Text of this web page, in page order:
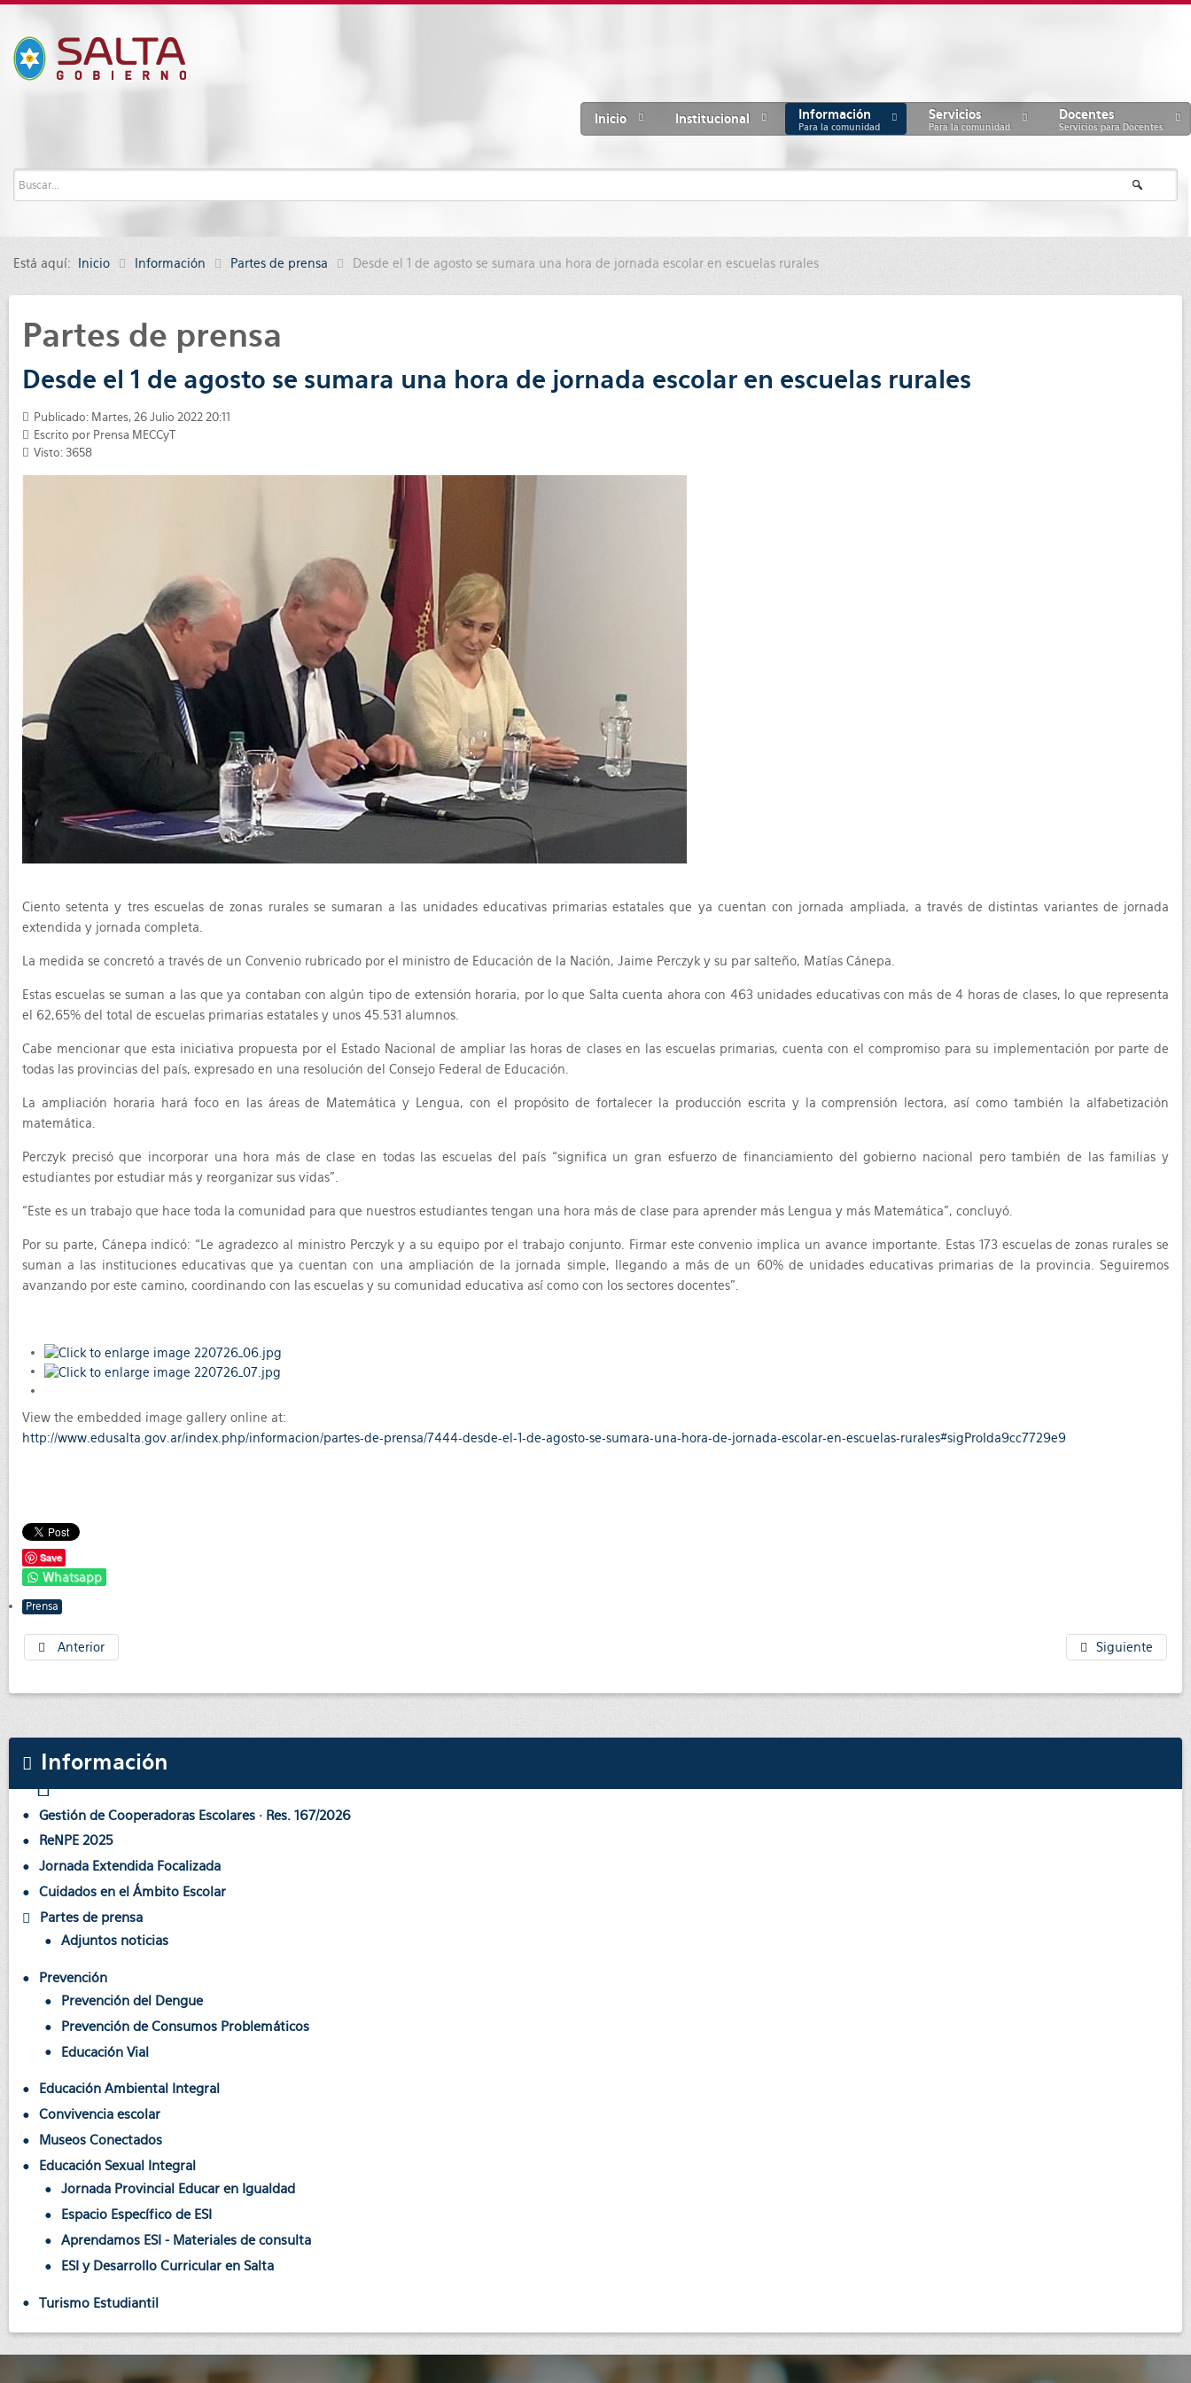
Inicio Institucional Información
Para la comunidad
Servicios
Para la comunidad
Docentes
Servicios para Docentes
Está aquí: Inicio Información Partes de prensa Desde el 1 de agosto se sumara una hora de jornada escolar en escuelas rurales
Partes de prensa
Desde el 1 de agosto se sumara una hora de jornada escolar en escuelas rurales
Publicado: Martes, 26 Julio 2022 20:11
Escrito por Prensa MECCyT
Visto: 3658
Ciento setenta y tres escuelas de zonas rurales se sumaran a las unidades educativas primarias estatales que ya cuentan con jornada ampliada, a través de distintas variantes de jornada
extendida y jornada completa.
La medida se concretó a través de un Convenio rubricado por el ministro de Educación de la Nación, Jaime Perczyk y su par salteño, Matías Cánepa.
Estas escuelas se suman a las que ya contaban con algún tipo de extensión horaria, por lo que Salta cuenta ahora con 463 unidades educativas con más de 4 horas de clases, lo que representa
el 62,65% del total de escuelas primarias estatales y unos 45.531 alumnos.
Cabe mencionar que esta iniciativa propuesta por el Estado Nacional de ampliar las horas de clases en las escuelas primarias, cuenta con el compromiso para su implementación por parte de
todas las provincias del país, expresado en una resolución del Consejo Federal de Educación.
La ampliación horaria hará foco en las áreas de Matemática y Lengua, con el propósito de fortalecer la producción escrita y la comprensión lectora, así como también la alfabetización
matemática.
Perczyk precisó que incorporar una hora más de clase en todas las escuelas del país “significa un gran esfuerzo de financiamiento del gobierno nacional pero también de las familias y
estudiantes por estudiar más y reorganizar sus vidas”.
“Este es un trabajo que hace toda la comunidad para que nuestros estudiantes tengan una hora más de clase para aprender más Lengua y más Matemática”, concluyó.
Por su parte, Cánepa indicó: “Le agradezco al ministro Perczyk y a su equipo por el trabajo conjunto. Firmar este convenio implica un avance importante. Estas 173 escuelas de zonas rurales se
suman a las instituciones educativas que ya cuentan con una ampliación de la jornada simple, llegando a más de un 60% de unidades educativas primarias de la provincia. Seguiremos
avanzando por este camino, coordinando con las escuelas y su comunidad educativa así como con los sectores docentes”.
View the embedded image gallery online at:
http://www.edusalta.gov.ar/index.php/informacion/partes-de-prensa/7444-desde-el-1-de-agosto-se-sumara-una-hora-de-jornada-escolar-en-escuelas-rurales#sigProIda9cc7729e9
Save
Whatsapp
Prensa
Anterior Siguiente
Información
Gestión de Cooperadoras Escolares · Res. 167/2026
ReNPE 2025
Jornada Extendida Focalizada
Cuidados en el Ámbito Escolar
Partes de prensa
Adjuntos noticias
Prevención
Prevención del Dengue
Prevención de Consumos Problemáticos
Educación Vial
Educación Ambiental Integral
Convivencia escolar
Museos Conectados
Educación Sexual Integral
Jornada Provincial Educar en Igualdad
Espacio Específico de ESI
Aprendamos ESI - Materiales de consulta
ESI y Desarrollo Curricular en Salta
Turismo Estudiantil